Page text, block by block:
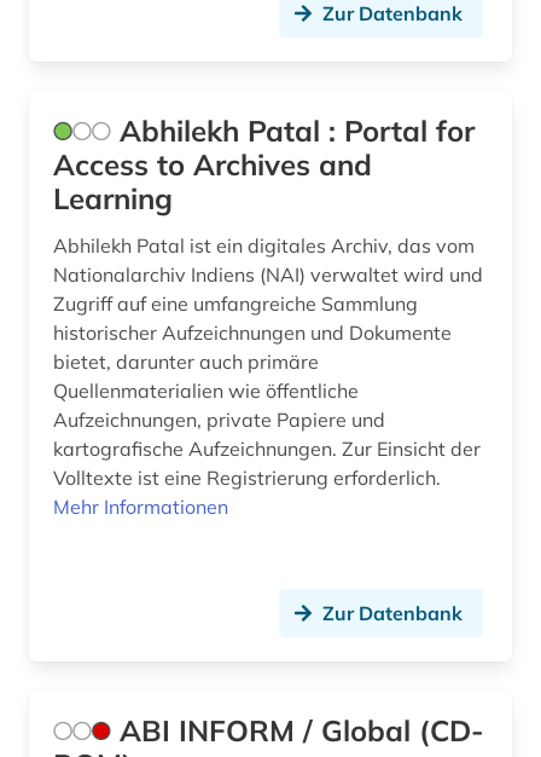
hotelgewerbe kulturkontakt reisen tourismus (1)
behörde (2)
bekleidung (1)
belgien (6)
benchmark (1)
benchmarketing (1)
benchmarking (1)
bergbau (4)
berlin (2)
Zur Datenbank
Abhilekh Patal : Portal for
Access to Archives and
Learning
Abhilekh Patal ist ein digitales Archiv, das vom
Nationalarchiv Indiens (NAI) verwaltet wird und
Zugriff auf eine umfangreiche Sammlung
historischer Aufzeichnungen und Dokumente
bietet, darunter auch primäre
Quellenmaterialien wie öffentliche
Aufzeichnungen, private Papiere und
kartografische Aufzeichnungen. Zur Einsicht der
Volltexte ist eine Registrierung erforderlich.
Mehr Informationen
Zur Datenbank
ABI INFORM / Global (CD-